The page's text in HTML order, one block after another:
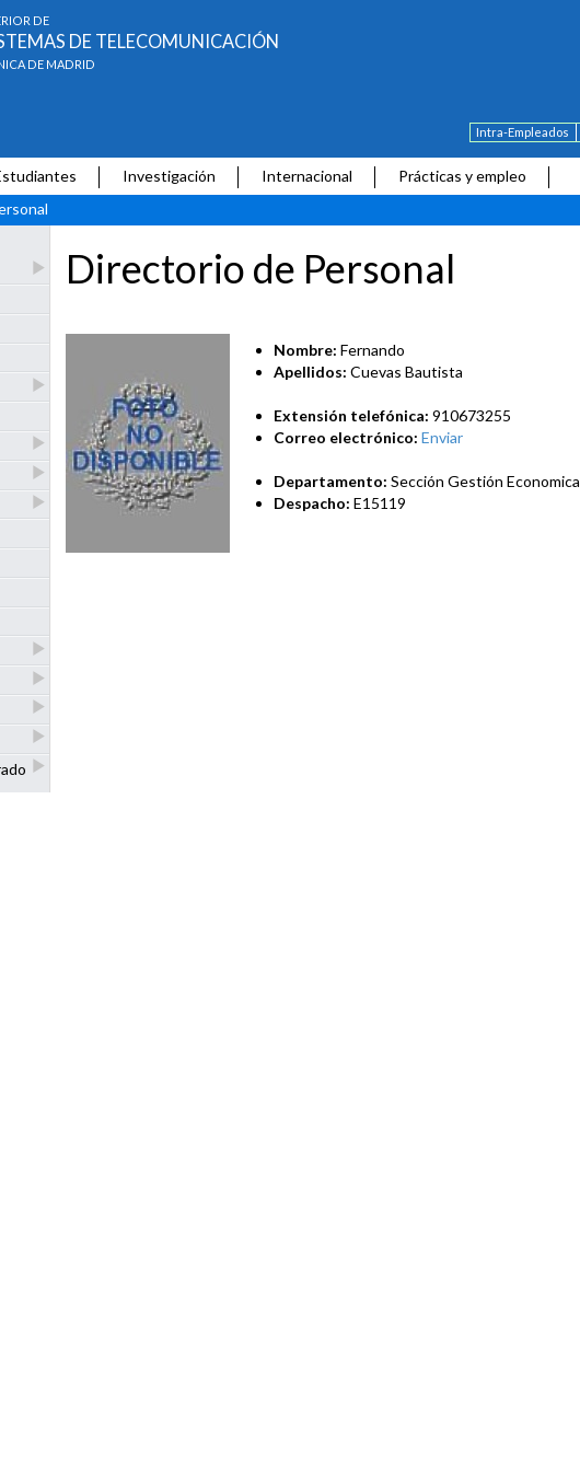
DE
DE TELECOMUNICACIÓN
DE MADRID
Intra-Empleados
Investigación Internacional
Prácticas y empleo
Directorio de Personal
Nombre: Fernando
Apellidos: Cuevas Bautista
Extensión telefónica: 910673255
Correo electrónico: Enviar
Departamento: Sección Gestión Economica
Despacho: E15119